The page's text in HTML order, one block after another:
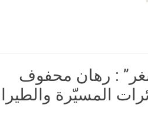
: رهان محفوف
المسيّرة